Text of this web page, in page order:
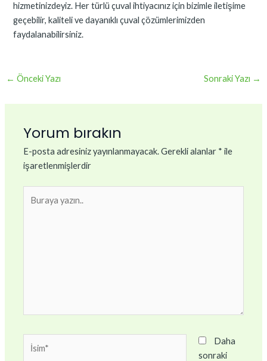
hizmetinizdeyiz. Her türlü çuval ihtiyacınız için bizimle iletişime
geçebilir, kaliteli ve dayanıklı çuval çözümlerimizden
faydalanabilirsiniz.
← Önceki Yazı Sonraki Yazı →
Yorum bırakın
E-posta adresiniz yayınlanmayacak.Gerekli alanlar * ile
işaretlenmişlerdir
yazın..
Daha
sonraki